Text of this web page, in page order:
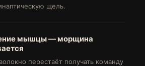
щель.
мышцы — морщина
перестаёт получать команду